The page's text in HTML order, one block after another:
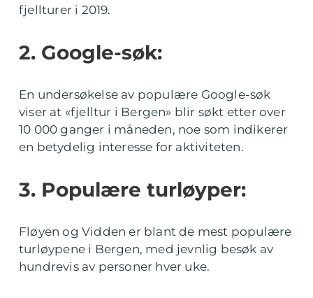
fjellturer i 2019.
2. Google-søk:
En undersøkelse av populære Google-søk
viser at «fjelltur i Bergen» blir søkt etter over
10 000 ganger i måneden, noe som indikerer
en betydelig interesse for aktiviteten.
3. Populære turløyper:
Fløyen og Vidden er blant de mest populære
turløypene i Bergen, med jevnlig besøk av
hundrevis av personer hver uke.